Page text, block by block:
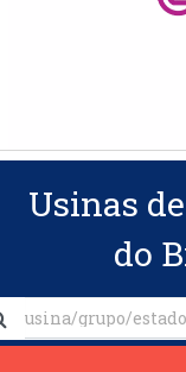
Usinas
do